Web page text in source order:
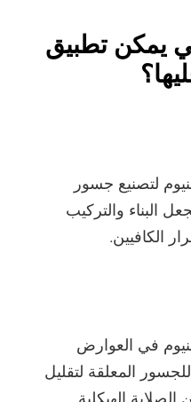
يمكن تطبيق
لتصنيع جسور
البناء والتركيب
الكافيين.
في العوارض
المعلقة لتقليل